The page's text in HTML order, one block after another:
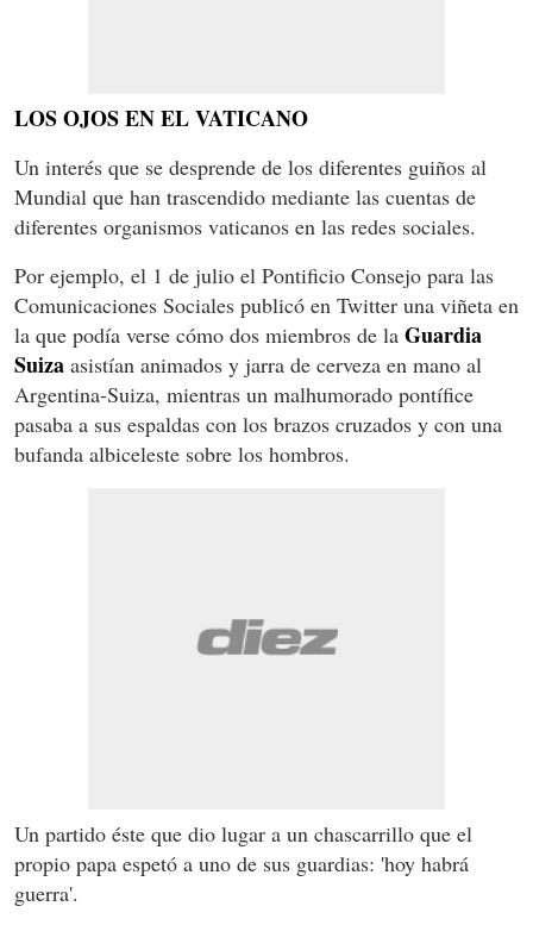
LOS OJOS EN EL VATICANO
Un interés que se desprende de los diferentes guiños al
Mundial que han trascendido mediante las cuentas de
diferentes organismos vaticanos en las redes sociales.
Por ejemplo, el 1 de julio el Pontificio Consejo para las
Comunicaciones Sociales publicó en Twitter una viñeta en
la que podía verse cómo dos miembros de la Guardia
Suiza asistían animados y jarra de cerveza en mano al
Argentina-Suiza, mientras un malhumorado pontífice
pasaba a sus espaldas con los brazos cruzados y con una
bufanda albiceleste sobre los hombros.
Un partido éste que dio lugar a un chascarrillo que el
propio papa espetó a uno de sus guardias: 'hoy habrá
guerra'.